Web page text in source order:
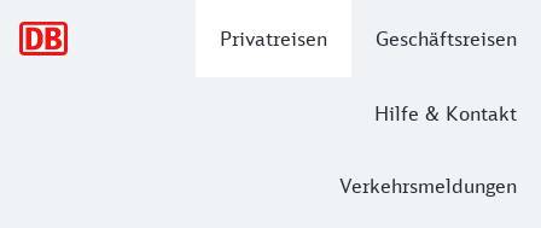
Privatreisen Geschäftsreisen
Hilfe & Kontakt
Verkehrsmeldungen